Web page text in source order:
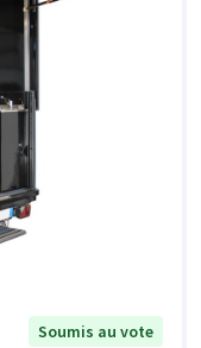
Soumis au vote